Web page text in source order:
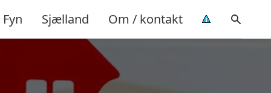
Fyn Sjælland Om / kontakt